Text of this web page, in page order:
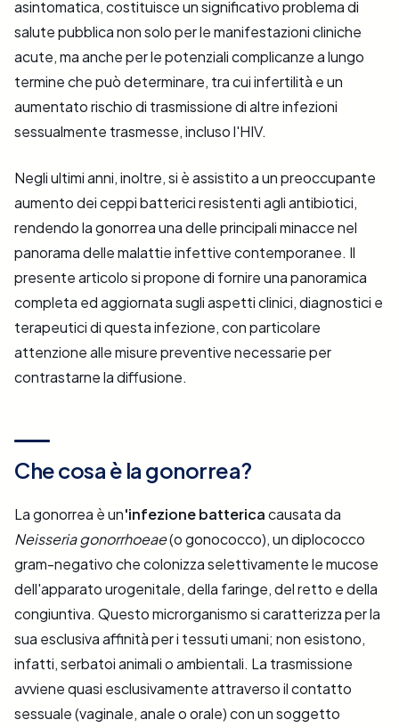
asintomatica, costituisce un significativo problema di
salute pubblica non solo per le manifestazioni cliniche
acute, ma anche per le potenziali complicanze a lungo
termine che può determinare, tra cui infertilità e un
aumentato rischio di trasmissione di altre infezioni
sessualmente trasmesse, incluso l'HIV.
Negli ultimi anni, inoltre, si è assistito a un preoccupante
aumento dei ceppi batterici resistenti agli antibiotici,
rendendo la gonorrea una delle principali minacce nel
panorama delle malattie infettive contemporanee. Il
presente articolo si propone di fornire una panoramica
completa ed aggiornata sugli aspetti clinici, diagnostici e
terapeutici di questa infezione, con particolare
attenzione alle misure preventive necessarie per
contrastarne la diffusione.
Che cosa è la gonorrea?
La gonorrea è un'infezione battericacausata da
Neisseria gonorrhoeae(o gonococco), un diplococco
gram-negativo che colonizza selettivamente le mucose
dell'apparato urogenitale, della faringe, del retto e della
congiuntiva. Questo microrganismo si caratterizza per la
sua esclusiva affinità per i tessuti umani; non esistono,
infatti, serbatoi animali o ambientali. La trasmissione
avviene quasi esclusivamente attraverso il contatto
sessuale (vaginale, anale o orale) con un soggetto